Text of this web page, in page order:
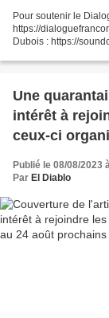
Pour soutenir le
https://
Dubois : https://
Une
intérêt à
ceux-ci
Publié le 08/08/2023
Par El Diablo